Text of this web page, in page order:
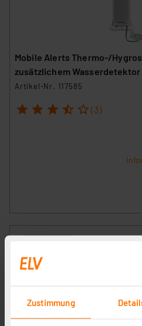
Zustimmung
Mobile Alerts Thermo-/
zusätzlichem Wasserdetektor
Artikel-Nr. 117585
1 2 3 4 5 (3)